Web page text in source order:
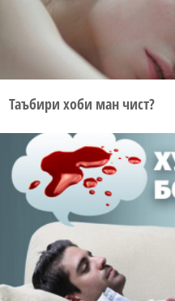
Таъбири хоби ман чист?